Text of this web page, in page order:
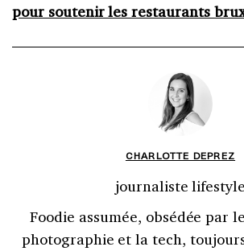
pour soutenir les restaurants
CHARLOTTE DEPREZ
journaliste lifestyle
Foodie assumée, obsédée par
photographie et la tech,